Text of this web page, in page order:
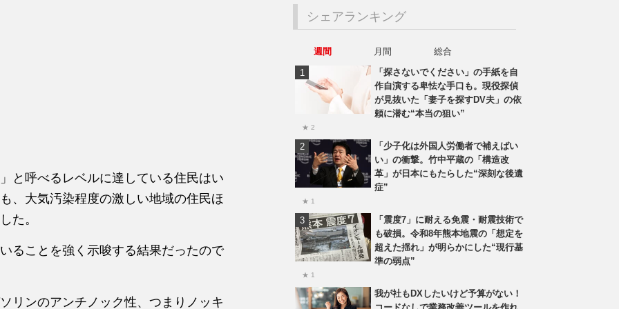
と呼べるレベルに達している住民はい
、大気汚染程度の激しい地域の住民ほ
た。
ることを強く示唆する結果だったので
リンのアンチノック性、つまりノッキ
シェアランキング
週間 月間
総合
「探さないでください」の手紙を自
作自演する卑怯な手口も。現役探偵
が見抜いた「妻子を探すDV夫」の依
頼に潜む“本当の狙い”
★ 2
「少子化は外国人労働者で補えばい
い」の衝撃。竹中平蔵の「構造改
革」が日本にもたらした“深刻な後遺
症”
★ 1
「震度7」に耐える免震・耐震技術で
も破損。令和8年熊本地震の「想定を
超えた揺れ」が明らかにした“現行基
準の弱点”
★ 1
我が社もDXしたいけど予算がない！